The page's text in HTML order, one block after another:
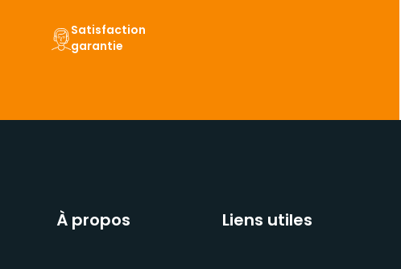
Satisfaction
garantie
À propos Liens utiles